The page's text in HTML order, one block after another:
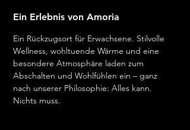
Ein Erlebnis von Amoria
Ein Rückzugsort für Erwachsene. Stilvolle
Wellness, wohltuende Wärme und eine
besondere Atmosphäre laden zum
Abschalten und Wohlfühlen ein – ganz
nach unserer Philosophie: Alles kann.
Nichts muss.